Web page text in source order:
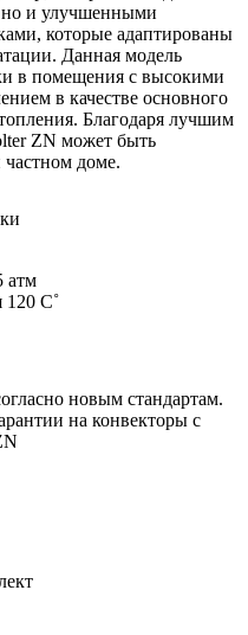
но и улучшенными
которые адаптированы
Данная модель
в помещения с высокими
в качестве основного
Благодаря лучшим
ZN может быть
доме.
атм
120 C˚
новым стандартам.
на конвекторы с